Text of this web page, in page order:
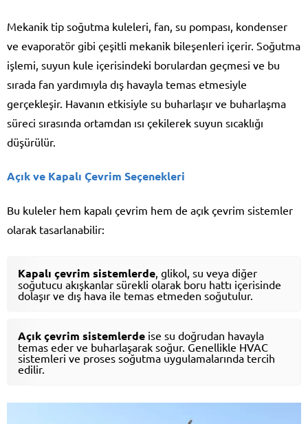
Mekanik tip soğutma kuleleri, fan, su pompası, kondenser
ve evaporatör gibi çeşitli mekanik bileşenleri içerir. Soğutma
işlemi, suyun kule içerisindeki borulardan geçmesi ve bu
sırada fan yardımıyla dış havayla temas etmesiyle
gerçekleşir. Havanın etkisiyle su buharlaşır ve buharlaşma
süreci sırasında ortamdan ısı çekilerek suyun sıcaklığı
düşürülür.
Açık ve Kapalı Çevrim Seçenekleri
Bu kuleler hem kapalı çevrim hem de açık çevrim sistemler
olarak tasarlanabilir:
Kapalı çevrim sistemlerde , glikol, su veya diğer
soğutucu akışkanlar sürekli olarak boru hattı içerisinde
dolaşır ve dış hava ile temas etmeden soğutulur.
Açık çevrim sistemlerde ise su doğrudan havayla
temas eder ve buharlaşarak soğur. Genellikle HVAC
sistemleri ve proses soğutma uygulamalarında tercih
edilir.